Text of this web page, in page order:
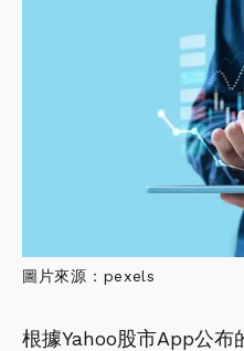
圖片來源：pexels
根據Yahoo股市App公布